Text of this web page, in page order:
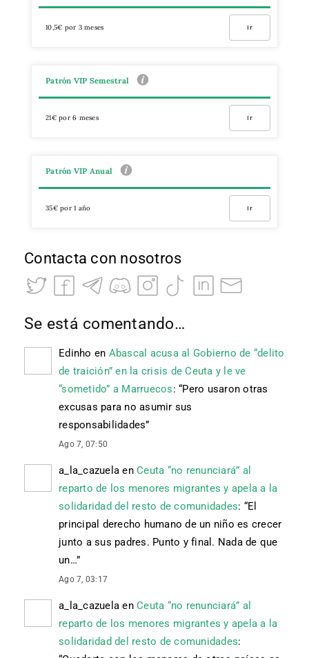
10,5€ por 3 meses Ir
Patrón VIP Semestral
21€ por 6 meses Ir
Patrón VIP Anual
35€ por 1 año Ir
Contacta con nosotros
Se está comentando…
Edinho en Abascal acusa al Gobierno de “delito
de traición” en la crisis de Ceuta y le ve
“sometido” a Marruecos: “Pero usaron otras
excusas para no asumir sus
responsabilidades”
Ago 7, 07:50
a_la_cazuela en Ceuta “no renunciará” al
reparto de los menores migrantes y apela a la
solidaridad del resto de comunidades: “El
principal derecho humano de un niño es crecer
junto a sus padres. Punto y final. Nada de que
un…”
Ago 7, 03:17
a_la_cazuela en Ceuta “no renunciará” al
reparto de los menores migrantes y apela a la
solidaridad del resto de comunidades: